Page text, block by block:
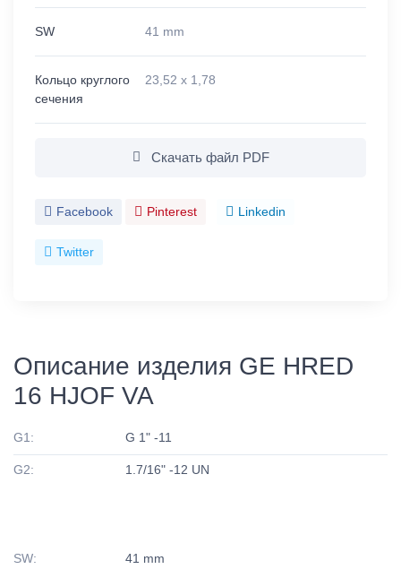
SW 41 mm
Кольцо круглого
сечения
23,52 x 1,78
Скачать файл PDF
Facebook Pinterest Linkedin
Twitter
Описание изделия GE HRED
16 HJOF VA
G1: G 1" -11
G2: 1.7/16" -12 UN
SW: 41 mm